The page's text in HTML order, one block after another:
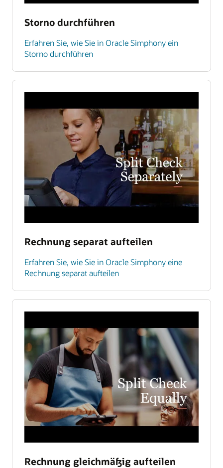
Storno durchführen
Erfahren Sie, wie Sie in Oracle Simphony ein
Storno durchführen
Rechnung separat aufteilen
Erfahren Sie, wie Sie in Oracle Simphony eine
Rechnung separat aufteilen
Rechnung gleichmäßig aufteilen